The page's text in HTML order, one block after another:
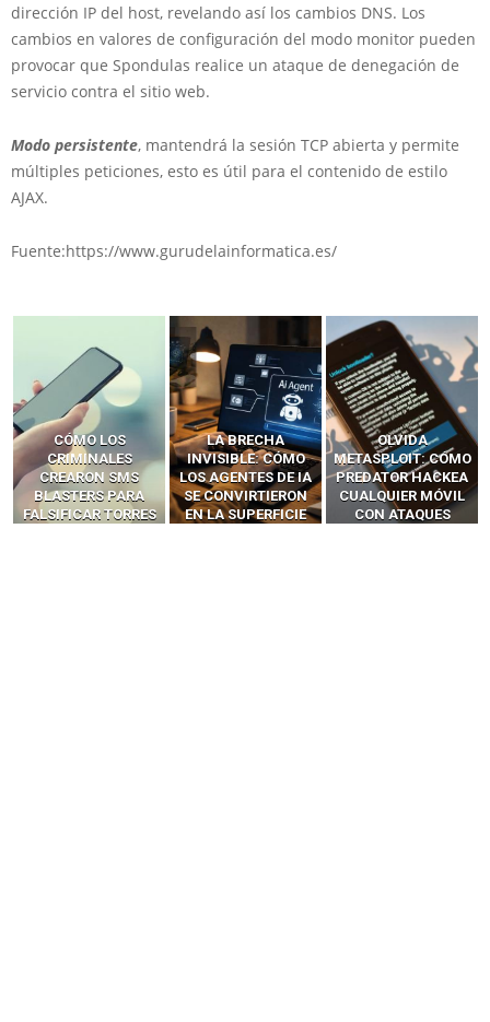
dirección IP del host, revelando así los cambios DNS. Los
cambios en valores de configuración del modo monitor pueden
provocar que Spondulas realice un ataque de denegación de
servicio contra el sitio web.
Modo persistente, mantendrá la sesión TCP abierta y permite
múltiples peticiones, esto es útil para el contenido de estilo
AJAX.
Fuente:https://www.gurudelainformatica.es/
LA BRECHA
INVISIBLE: CÓMO
LOS AGENTES DE IA
SE CONVIRTIERON
EN LA SUPERFICIE
OLVIDA
METASPLOIT: CÓMO
PREDATOR HACKEA
CUALQUIER MÓVIL
CON ATAQUES
CÓMO LOS HACKERS
INTERCEPTAN OTPS
Y LLAMADAS
MÓVILES SIN
‘HACKEAR’ — EL